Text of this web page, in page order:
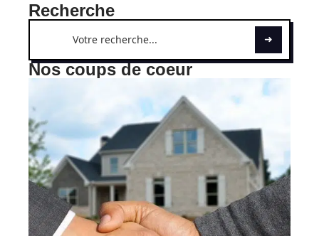
Recherche
Nos coups de coeur